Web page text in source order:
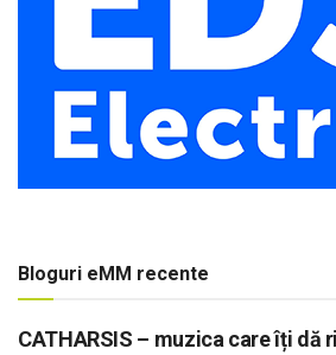
Bloguri eMM recente
CATHARSIS – muzica care îți dă